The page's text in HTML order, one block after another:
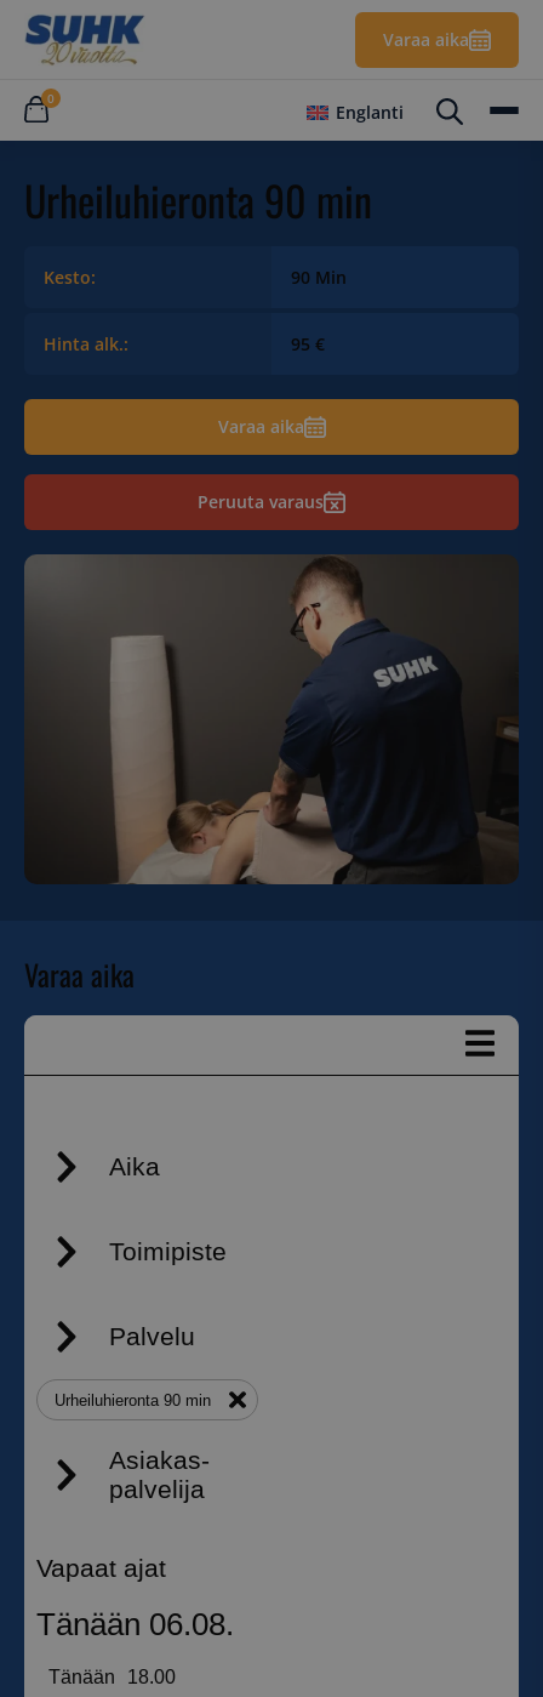
Varaa aika
0
Englanti
Urheiluhieronta 90 min
Kesto: 90 Min
Hinta alk.: 95 €
Varaa aika
Peruuta varaus
Varaa aika